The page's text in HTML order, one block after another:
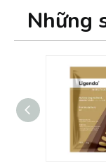
Những